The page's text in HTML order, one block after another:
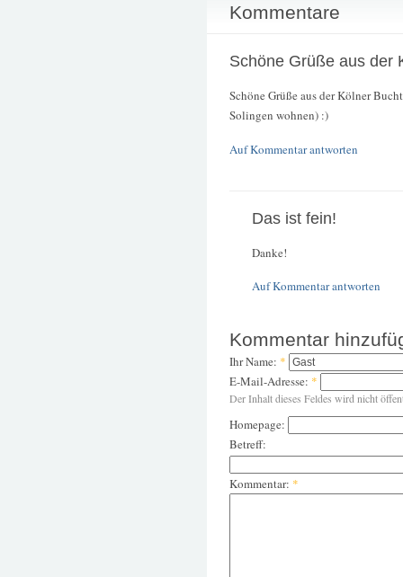
Kommentare
Schöne Grüße aus der
Schöne Grüße aus der Kölner
Solingen wohnen) :)
Auf Kommentar antworten
Das ist fein!
Danke!
Auf Kommentar antworten
Kommentar
Ihr Name: *
E-Mail-Adresse: *
Der Inhalt dieses Feldes wird nicht
Homepage:
Betreff:
Kommentar: *